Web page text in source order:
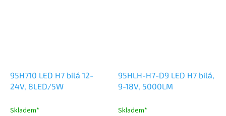
95H710 LED H7 bílá 12-
24V, 8LED/5W
Skladem*
95HLH-H7-D9 LED H7 bílá,
9-18V, 5000LM
Skladem*